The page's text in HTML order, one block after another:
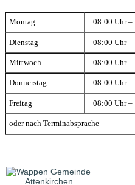
Montag 08:00 Uhr –
Dienstag 08:00 Uhr –
Mittwoch 08:00 Uhr –
Donnerstag 08:00 Uhr –
Freitag 08:00 Uhr –
oder nach Terminabsprache